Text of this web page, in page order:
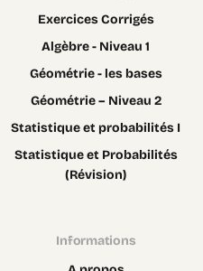
Exercices Corrigés
Algèbre - Niveau 1
Géométrie - les bases
Géométrie – Niveau 2
Statistique et probabilités I
Statistique et Probabilités
(Révision)
Informations